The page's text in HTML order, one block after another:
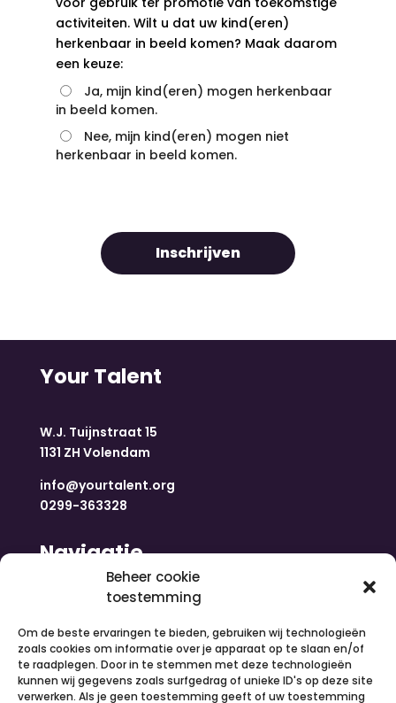
Beheer cookie
toestemming
Om de beste ervaringen te bieden, gebruiken wij technologieën
zoals cookies om informatie over je apparaat op te slaan en/of
te raadplegen. Door in te stemmen met deze technologieën
kunnen wij gegevens zoals surfgedrag of unieke ID's op deze site
verwerken. Als je geen toestemming geeft of uw toestemming
activiteiten. Wilt u dat uw kind(eren)
herkenbaar in beeld komen? Maak daarom
een keuze:
Ja, mijn kind(eren) mogen herkenbaar
in beeld komen.
Nee, mijn kind(eren) mogen niet
herkenbaar in beeld komen.
Inschrijven
Your Talent
W.J. Tuijnstraat 15
1131 ZH Volendam
info@yourtalent.org
0299-363328
Navigatie
Nieuws
Over ons
Contact
Inloggen